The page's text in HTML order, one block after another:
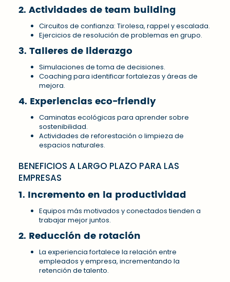
2. Actividades de team building
Circuitos de confianza: Tirolesa, rappel y escalada.
Ejercicios de resolución de problemas en grupo.
3. Talleres de liderazgo
Simulaciones de toma de decisiones.
Coaching para identificar fortalezas y áreas de
mejora.
4. Experiencias eco-friendly
Caminatas ecológicas para aprender sobre
sostenibilidad.
Actividades de reforestación o limpieza de
espacios naturales.
BENEFICIOS A LARGO PLAZO PARA LAS
EMPRESAS
1. Incremento en la productividad
Equipos más motivados y conectados tienden a
trabajar mejor juntos.
2. Reducción de rotación
La experiencia fortalece la relación entre
empleados y empresa, incrementando la
retención de talento.